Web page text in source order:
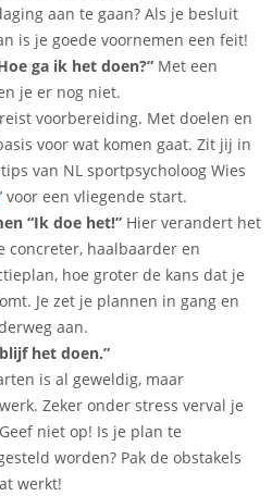
aan te gaan? Als je besluit
is je goede voornemen een feit!
ga ik het doen?” Met een
je er nog niet.
voorbereiding. Met doelen en
voor wat komen gaat. Zit jij in
van NL sportpsycholoog Wies
’ voor een vliegende start.
“Ik doe het!” Hier verandert het
concreter, haalbaarder en
hoe groter de kans dat je
Je zet je plannen in gang en
aan.
het doen.”
is al geweldig, maar
Zeker onder stress verval je
niet op! Is je plan te
worden? Pak de obstakels
werkt!